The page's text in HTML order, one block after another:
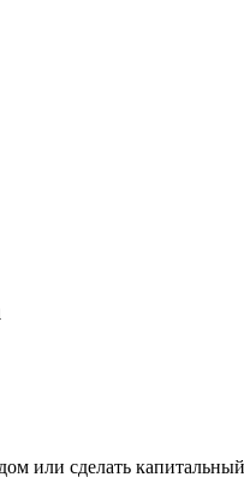
или сделать капитальный